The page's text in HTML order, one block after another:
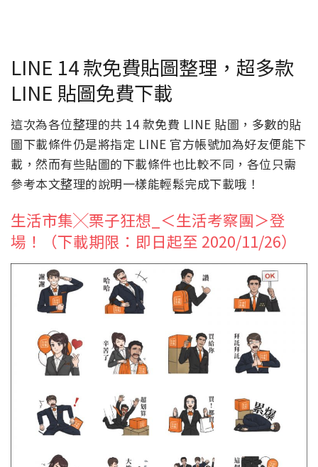
LINE 14 款免費貼圖整理，超多款
LINE 貼圖免費下載
這次為各位整理的共 14 款免費 LINE 貼圖，多數的貼
圖下載條件仍是將指定 LINE 官方帳號加為好友便能下
載，然而有些貼圖的下載條件也比較不同，各位只需
參考本文整理的說明一樣能輕鬆完成下載哦！
生活市集╳栗子狂想_＜生活考察團＞登
場！（下載期限：即日起至 2020/11/26）